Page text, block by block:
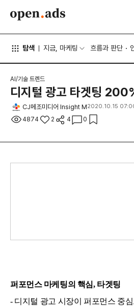
탐색 지금, 마케팅 흐름과 판단
AI/기술 트렌드
디지털 광고 타겟팅
CJ메조미디어 Insight M2020.10.15
4874 2 4 0
퍼포먼스 마케팅의 핵심, 타겟팅
- 디지털 광고 시장이 퍼포먼스 중